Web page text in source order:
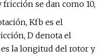
se dan como 10,
Kfb es el
D denota el
la longitud del rotor y